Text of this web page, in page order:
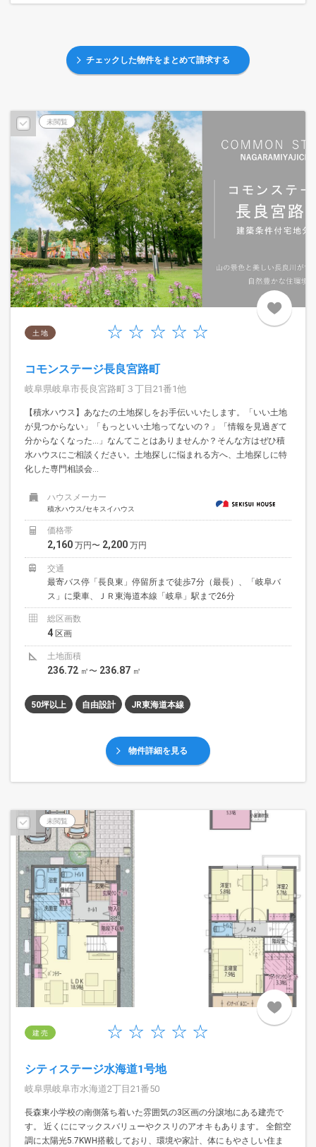
チェックした物件をまとめて請求する
未閲覧
土 地
コモンステージ長良宮路町
岐阜県岐阜市長良宮路町３丁目21番1他
【積水ハウス】あなたの土地探しをお手伝いいたします。「いい土地
が見つからない」「もっといい土地ってないの？」「情報を見過ぎて
分からなくなった…」なんてことはありませんか？そんな方はぜひ積
水ハウスにご相談ください。土地探しに悩まれる方へ、土地探しに特
化した専門相談会...
ハウスメーカー
積水ハウス/セキスイハウス
価格帯
2,160 万円〜 2,200 万円
交通
最寄バス停「長良東」停留所まで徒歩7分（最長）、「岐阜バ
ス」に乗車、ＪＲ東海道本線「岐阜」駅まで26分
総区画数
4 区画
土地面積
236.72 ㎡〜 236.87 ㎡
50坪以上 自由設計 JR東海道本線
物件詳細を見る
未閲覧
建 売
シティステージ水海道1号地
岐阜県岐阜市水海道2丁目21番50
長森東小学校の南側落ち着いた雰囲気の3区画の分譲地にある建売で
す。 近くににマックスバリューやクスリのアオキもあります。 全館空
調に太陽光5.7KWH搭載しており、環境や家計、体にもやさしい住ま